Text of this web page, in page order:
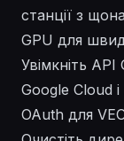
станції з
GPU для
Увімкніть
Google Cloud
OAuth для